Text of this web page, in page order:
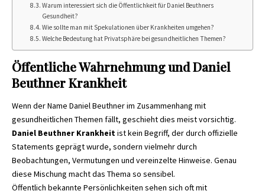
Warum interessiert sich die Öffentlichkeit für Daniel Beuthners
Gesundheit?
Wie sollte man mit Spekulationen über Krankheiten umgehen?
Welche Bedeutung hat Privatsphäre bei gesundheitlichen Themen?
Öffentliche Wahrnehmung und Daniel
Beuthner Krankheit
Wenn der Name Daniel Beuthner im Zusammenhang mit
gesundheitlichen Themen fällt, geschieht dies meist vorsichtig.
Daniel Beuthner Krankheitist kein Begriff, der durch offizielle
Statements geprägt wurde, sondern vielmehr durch
Beobachtungen, Vermutungen und vereinzelte Hinweise. Genau
diese Mischung macht das Thema so sensibel.
Öffentlich bekannte Persönlichkeiten sehen sich oft mit